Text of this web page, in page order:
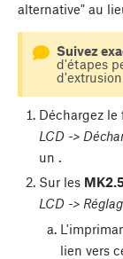
alternative" au
Suivez
d'étapes
Déchargez
LCD ->
un .
Sur les
LCD ->
lien vers